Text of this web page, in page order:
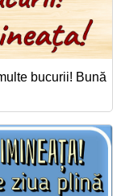
bucurii! Bună